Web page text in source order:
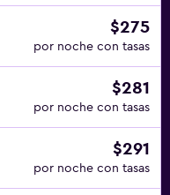
$275
por noche con tasas
$281
por noche con tasas
$291
por noche con tasas